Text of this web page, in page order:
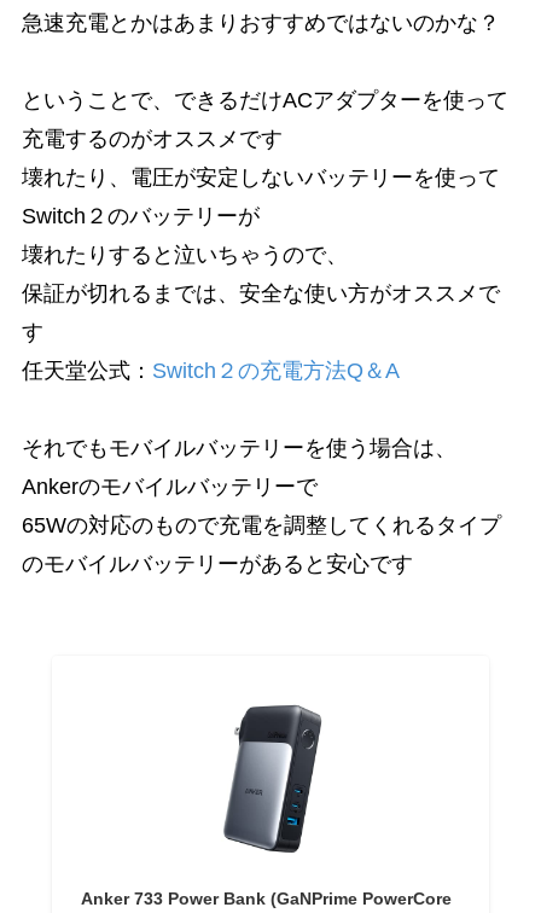
急速充電とかはあまりおすすめではないのかな？
ということで、できるだけACアダプターを使って
充電するのがオススメです
壊れたり、電圧が安定しないバッテリーを使って
Switch２のバッテリーが
壊れたりすると泣いちゃうので、
保証が切れるまでは、安全な使い方がオススメで
す
任天堂公式： Switch２の充電方法Q＆A
それでもモバイルバッテリーを使う場合は、
Ankerのモバイルバッテリーで
65Wの対応のもので充電を調整してくれるタイプ
のモバイルバッテリーがあると安心です
Anker 733 Power Bank (GaNPrime PowerCore